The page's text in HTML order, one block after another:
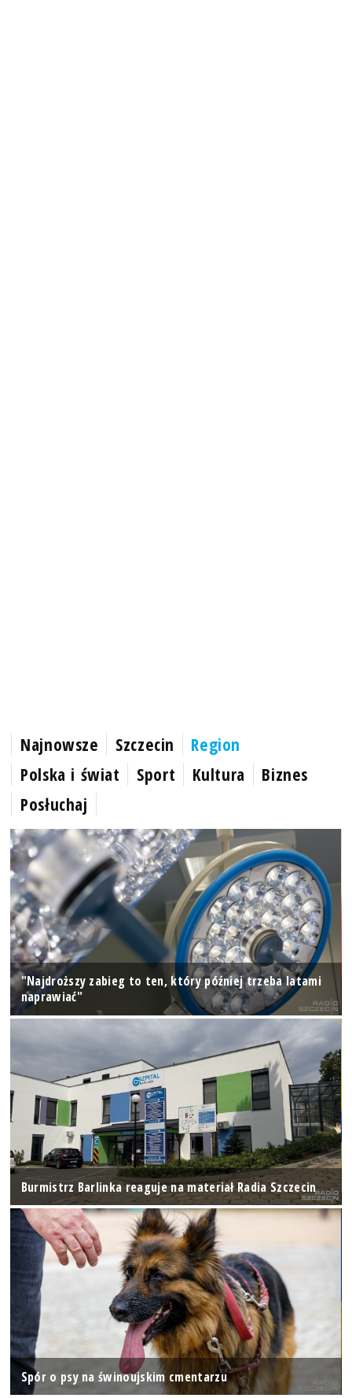
Najnowsze Szczecin
Region
Polska i świat
Sport Kultura
Biznes
Posłuchaj
"Najdroższy zabieg to ten, który później trzeba latami
naprawiać"
Burmistrz Barlinka reaguje na materiał Radia Szczecin
Spór o psy na świnoujskim cmentarzu